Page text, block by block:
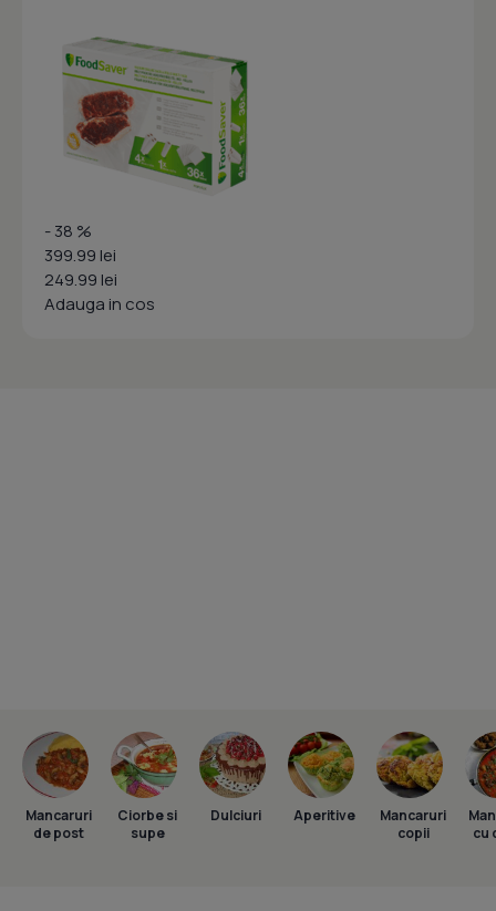
- 38 %
399.99 lei
249.99 lei
Adauga in cos
Mancaruri
de post
Ciorbe si
supe
Dulciuri Aperitive
Mancaruri
copii
cu